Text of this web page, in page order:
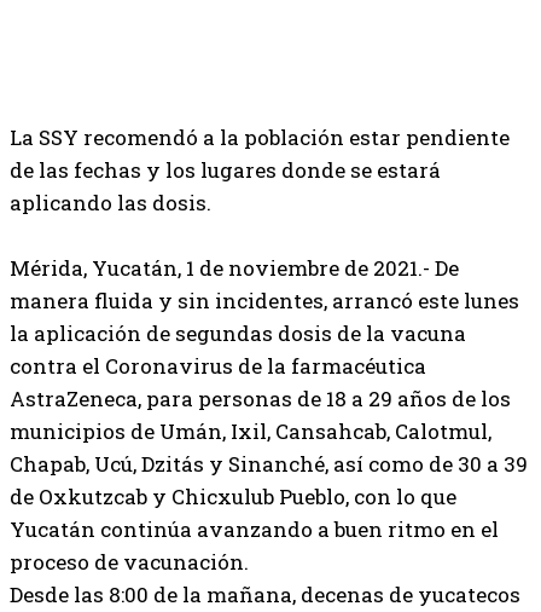
La SSY recomendó a la población estar pendiente
de las fechas y los lugares donde se estará
aplicando las dosis.
Mérida, Yucatán, 1 de noviembre de 2021.- De
manera fluida y sin incidentes, arrancó este lunes
la aplicación de segundas dosis de la vacuna
contra el Coronavirus de la farmacéutica
AstraZeneca, para personas de 18 a 29 años de los
municipios de Umán, Ixil, Cansahcab, Calotmul,
Chapab, Ucú, Dzitás y Sinanché, así como de 30 a 39
de Oxkutzcab y Chicxulub Pueblo, con lo que
Yucatán continúa avanzando a buen ritmo en el
proceso de vacunación.
Desde las 8:00 de la mañana, decenas de yucatecos